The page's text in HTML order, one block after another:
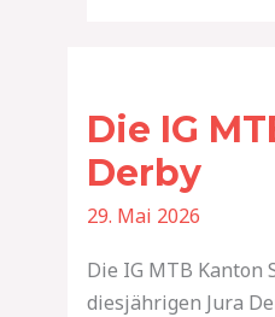
Die IG
Derby
29. Mai 2026
Die IG MTB Kanton
diesjährigen Jura
MTB-
SO
am
Jura
Derby